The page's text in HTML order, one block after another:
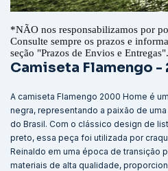
*NÃO nos responsabilizamos por
Consulte sempre os prazos e
seção "Prazos de Envios e Entregas".
Camiseta Flamengo
A camiseta Flamengo 2000 Home é
negra, representando a paixão de
do Brasil. Com o clássico design de
preto, essa peça foi utilizada por
Reinaldo em uma época de transição
materiais de alta qualidade,